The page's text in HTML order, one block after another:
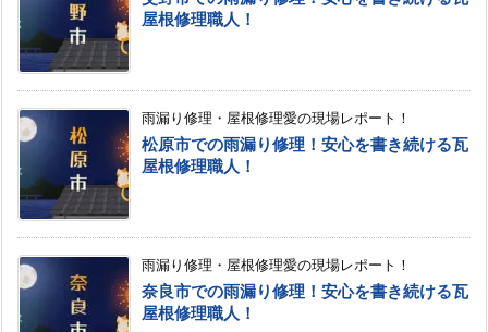
屋根修理職人！
雨漏り修理・屋根修理愛の現場レポート！
松原市での雨漏り修理！安心を書き続ける瓦
屋根修理職人！
雨漏り修理・屋根修理愛の現場レポート！
奈良市での雨漏り修理！安心を書き続ける瓦
屋根修理職人！